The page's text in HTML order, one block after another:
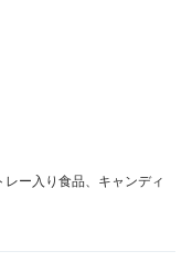
ー入り食品、キャンディ